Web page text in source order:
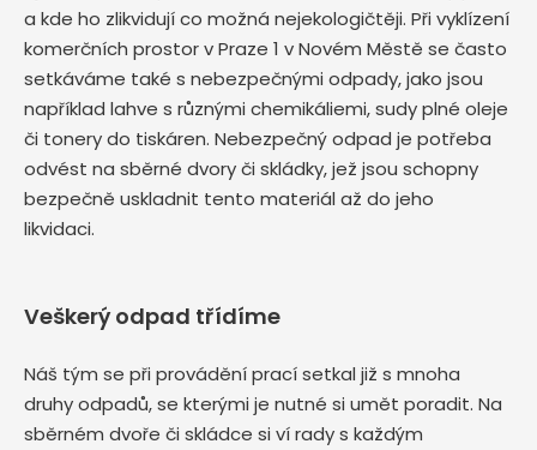
a kde ho zlikvidují co možná nejekologičtěji. Při vyklízení
komerčních prostor v Praze 1 v Novém Městě se často
setkáváme také s nebezpečnými odpady, jako jsou
například lahve s různými chemikáliemi, sudy plné oleje
či tonery do tiskáren. Nebezpečný odpad je potřeba
odvést na sběrné dvory či skládky, jež jsou schopny
bezpečně uskladnit tento materiál až do jeho
likvidaci.
Veškerý odpad třídíme
Náš tým se při provádění prací setkal již s mnoha
druhy odpadů, se kterými je nutné si umět poradit. Na
sběrném dvoře či skládce si ví rady s každým